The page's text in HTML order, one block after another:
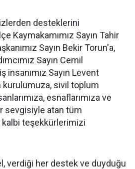
desteklerini
Kaymakamımız Sayın Tahir
Sayın Bekir Torun'a,
Sayın Cemil
insanımız Sayın Levent
sivil toplum
esnaflarımıza ve
sevgisiyle atan tüm
teşekkürlerimizi
verdiği her destek ve duyduğu